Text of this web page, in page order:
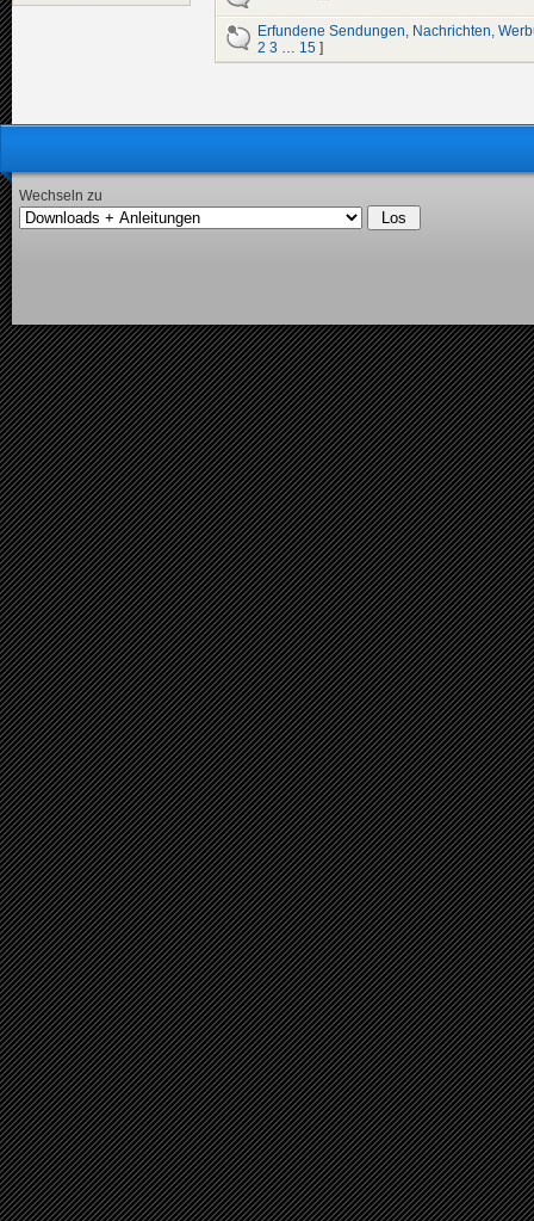
Erfundene Sendungen, Nachrichten,
2 3 … 15]
Wechseln zu